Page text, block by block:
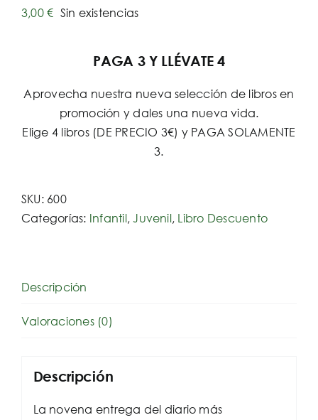
3,00€ Sin existencias
PAGA 3 Y LLÉVATE 4
Aprovecha nuestra nueva selección de libros en
promoción y dales una nueva vida.
Elige 4 libros (DE PRECIO 3€) y PAGA SOLAMENTE
3.
SKU: 600
Categorías: Infantil, Juvenil, Libro Descuento
Descripción
Valoraciones (0)
Descripción
La novena entrega del diario más